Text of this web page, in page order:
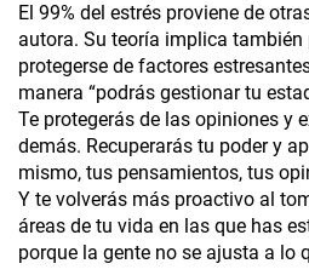
El 99% del estrés proviene de
autora. Su teoría implica
protegerse de factores
manera “podrás gestionar tu
Te protegerás de las opiniones y
demás. Recuperarás tu poder y
mismo, tus pensamientos, tus
Y te volverás más proactivo al
áreas de tu vida en las que has
porque la gente no se ajusta a lo